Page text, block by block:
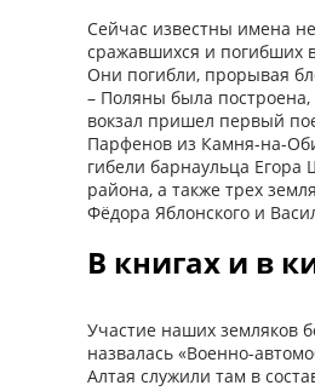
Сейчас известны имена
сражавшихся и погибших
Они погибли, прорывая
– Поляны была
вокзал пришел первый
Парфенов из Камня-на-
гибели барнаульца
района, а также трех
Фёдора Яблонского и
В книгах и в
Участие наших земляков
назвалась «Военно-
Алтая служили там в